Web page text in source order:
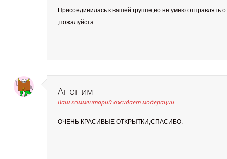
Присоединилась к вашей группе,но не умею отправлять
,пожалуйста.
Аноним
Ваш комментарий ожидает модерации
ОЧЕНЬ КРАСИВЫЕ ОТКРЫТКИ,СПАСИБО.